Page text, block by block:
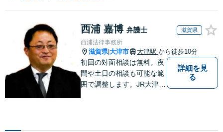
西浦 嘉博 弁護士 滋賀県
西浦法律事務所
滋賀県|大津市 大津駅 から徒歩10分
初回の対面相談は無料。夜
間や土日の相談も可能な範
囲で調整します。JR大津駅
詳細を見
る